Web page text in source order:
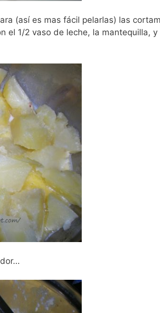
(así es mas fácil pelarlas) las
el 1/2 vaso de leche, la mantequilla, y